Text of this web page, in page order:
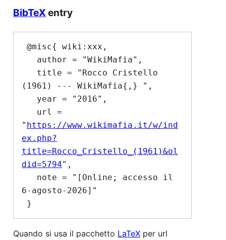
BibTeX entry
(1961) --- WikiMafia{,} ",
" https://www.wikimafia.it/w/ind
ex.php?
title=Rocco_Cristello_(1961)&ol
did=5794",
6-agosto-2026]"
Quando si usa il pacchetto LaTeX per url